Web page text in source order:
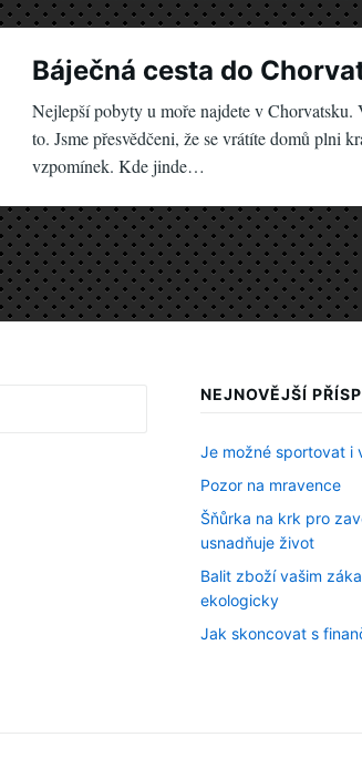
pro
příspěvek
Báječná cesta do
Nejlepší pobyty u moře najdete v Chorvatsku.
to. Jsme přesvědčeni, že se vrátíte domů plni
vzpomínek. Kde jinde…
NEJNOVĚJŠÍ
Je možné sportovat i
Pozor na mravence
Šňůrka na krk pro
usnadňuje život
Balit zboží vašim
ekologicky
Jak skoncovat s